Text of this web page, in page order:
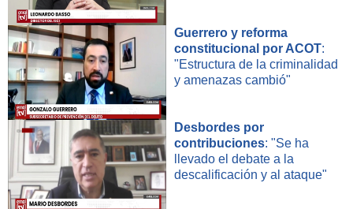
Guerrero y reforma
constitucional por ACOT:
"Estructura de la criminalidad
y amenazas cambió"
Desbordes por
contribuciones: "Se ha
llevado el debate a la
descalificación y al ataque"